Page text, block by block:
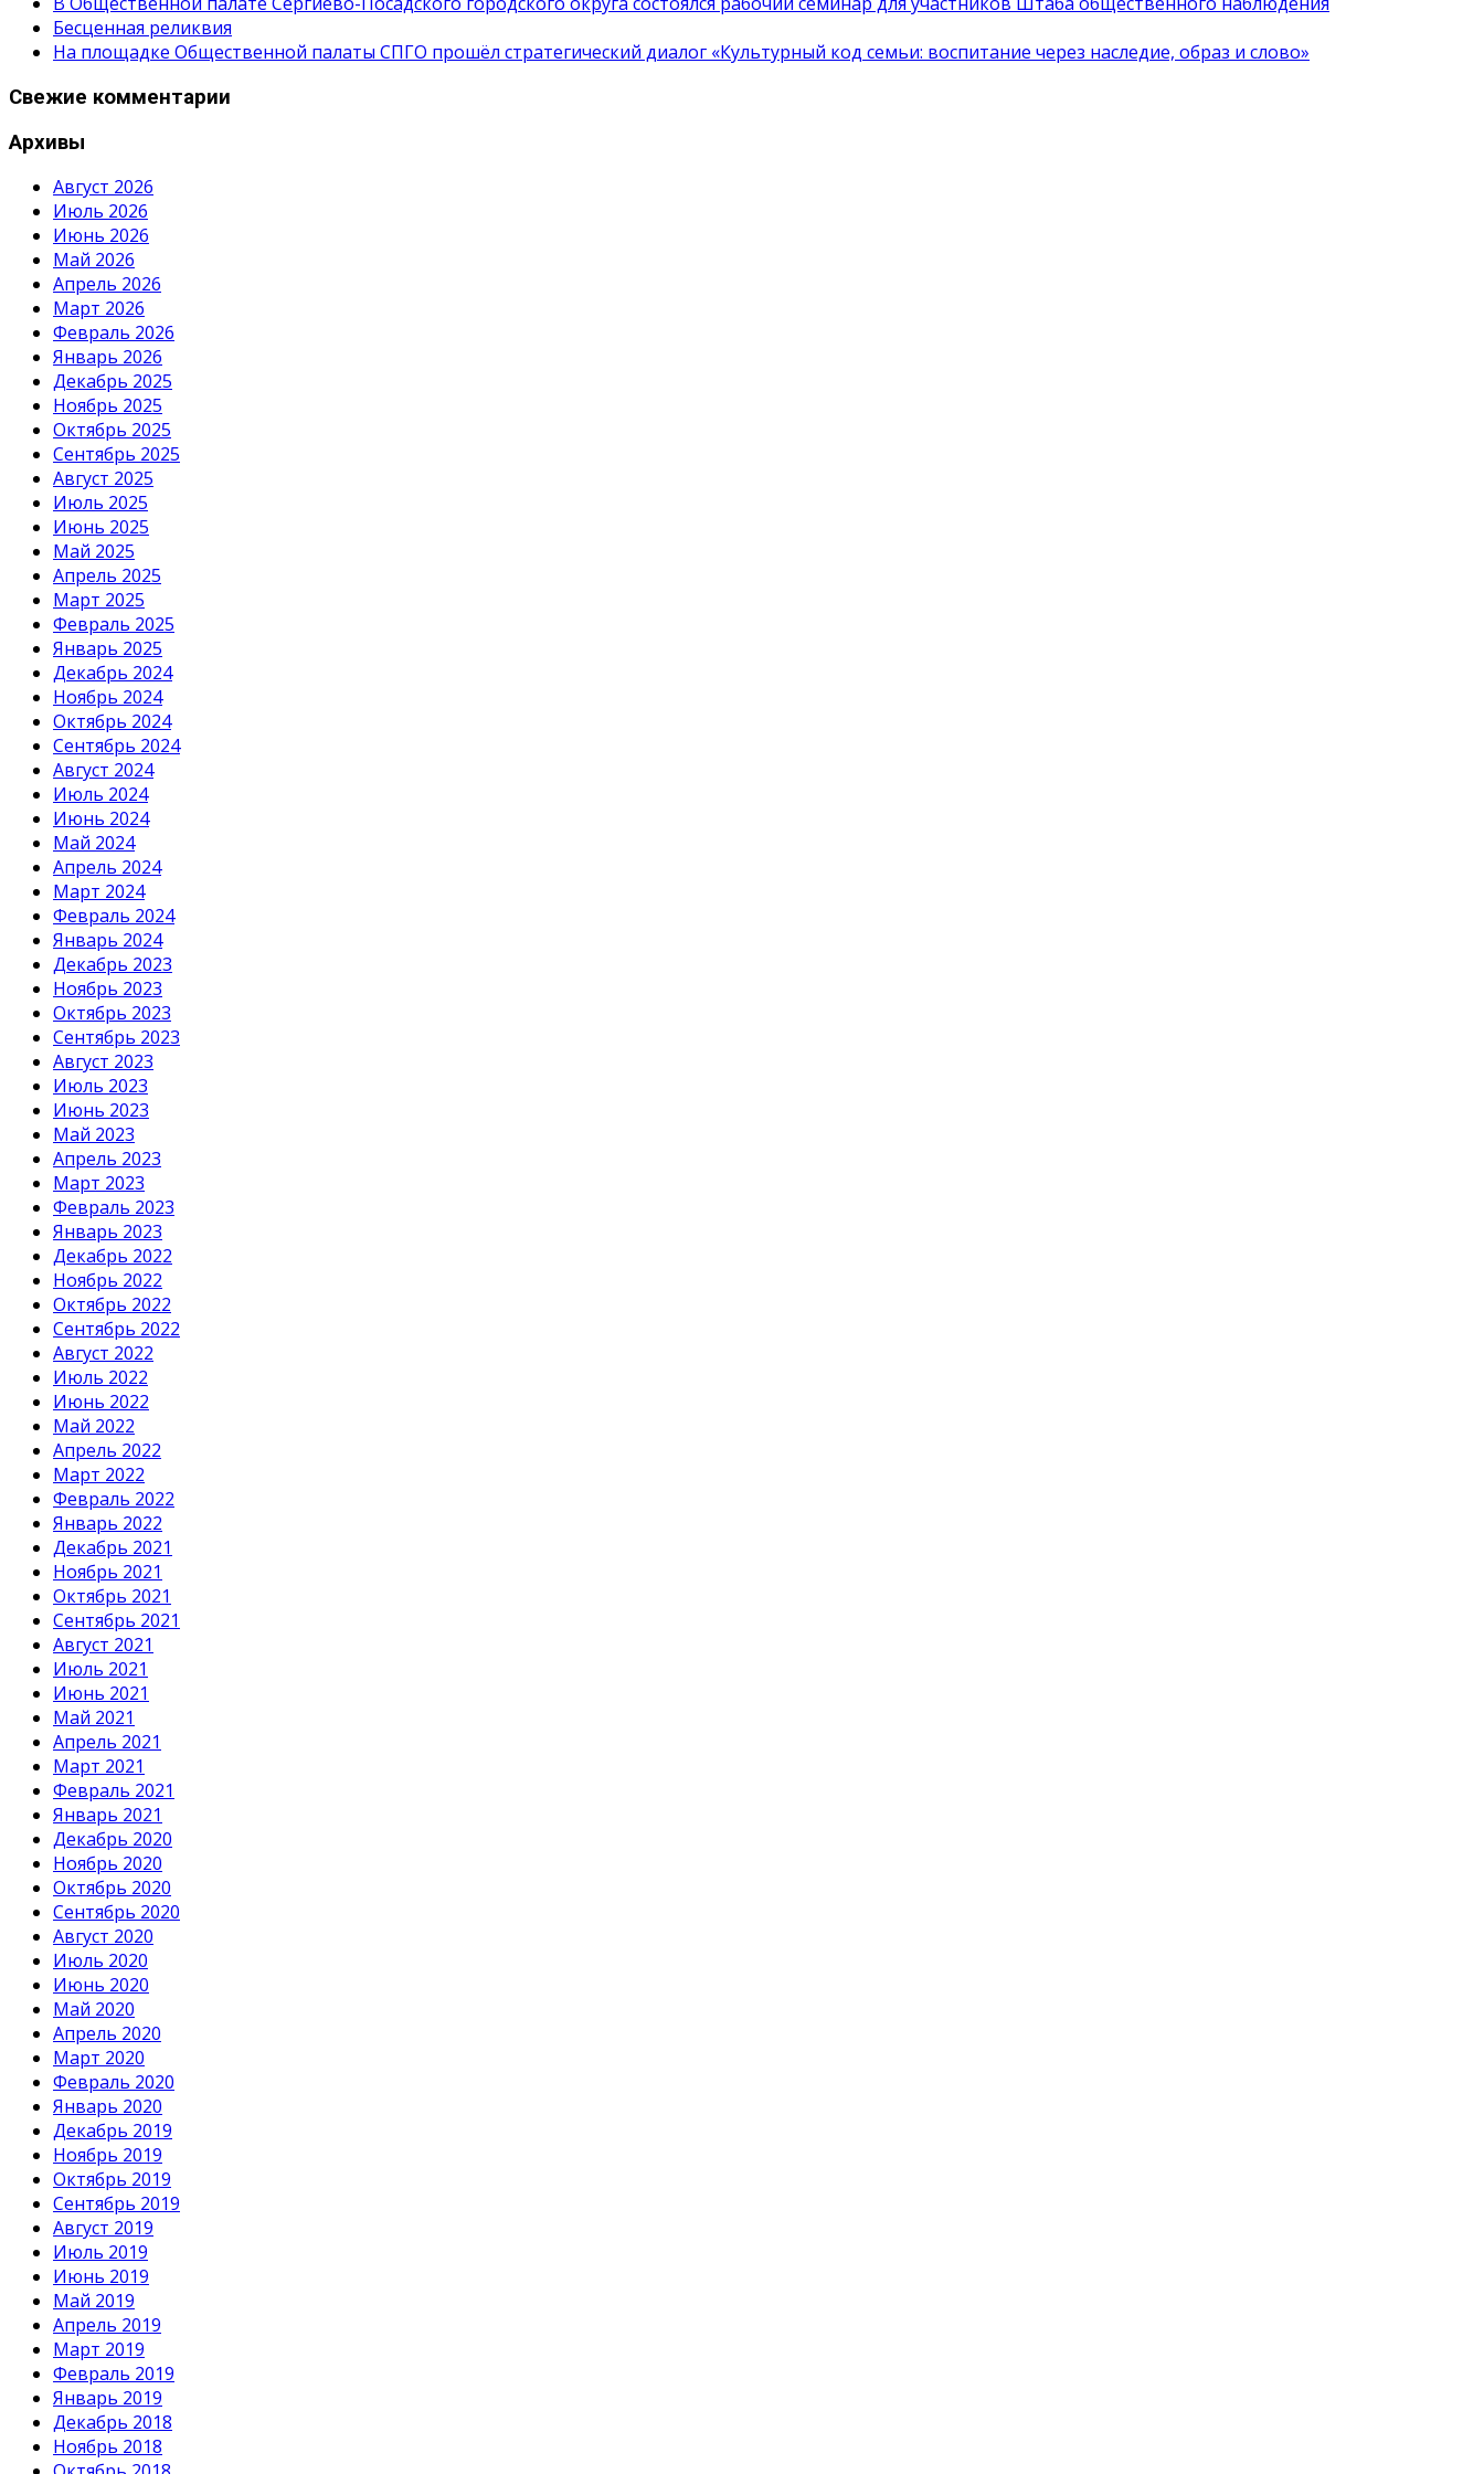
Бесценная реликвия
На площадке Общественной палаты СПГО прошёл стратегический диалог «Культурный код семьи: воспитание через наследие, образ и слово»
Свежие комментарии
Архивы
Август 2026
Июль 2026
Июнь 2026
Май 2026
Апрель 2026
Март 2026
Февраль 2026
Январь 2026
Декабрь 2025
Ноябрь 2025
Октябрь 2025
Сентябрь 2025
Август 2025
Июль 2025
Июнь 2025
Май 2025
Апрель 2025
Март 2025
Февраль 2025
Январь 2025
Декабрь 2024
Ноябрь 2024
Октябрь 2024
Сентябрь 2024
Август 2024
Июль 2024
Июнь 2024
Май 2024
Апрель 2024
Март 2024
Февраль 2024
Январь 2024
Декабрь 2023
Ноябрь 2023
Октябрь 2023
Сентябрь 2023
Август 2023
Июль 2023
Июнь 2023
Май 2023
Апрель 2023
Март 2023
Февраль 2023
Январь 2023
Декабрь 2022
Ноябрь 2022
Октябрь 2022
Сентябрь 2022
Август 2022
Июль 2022
Июнь 2022
Май 2022
Апрель 2022
Март 2022
Февраль 2022
Январь 2022
Декабрь 2021
Ноябрь 2021
Октябрь 2021
Сентябрь 2021
Август 2021
Июль 2021
Июнь 2021
Май 2021
Апрель 2021
Март 2021
Февраль 2021
Январь 2021
Декабрь 2020
Ноябрь 2020
Октябрь 2020
Сентябрь 2020
Август 2020
Июль 2020
Июнь 2020
Май 2020
Апрель 2020
Март 2020
Февраль 2020
Январь 2020
Декабрь 2019
Ноябрь 2019
Октябрь 2019
Сентябрь 2019
Август 2019
Июль 2019
Июнь 2019
Май 2019
Апрель 2019
Март 2019
Февраль 2019
Январь 2019
Декабрь 2018
Ноябрь 2018